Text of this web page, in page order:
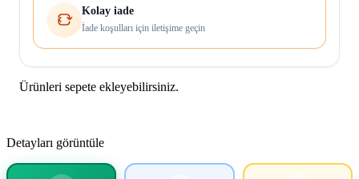
Kolay iade
İade koşulları için iletişime geçin
Ürünleri sepete ekleyebilirsiniz.
Detayları görüntüle